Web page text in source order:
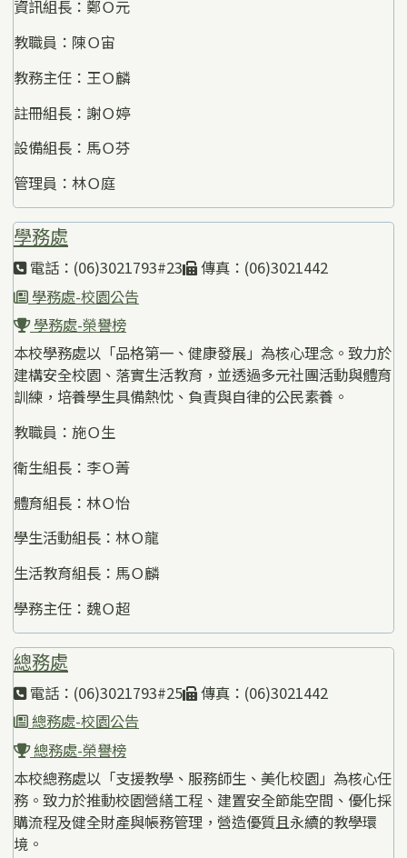
資訊組長：鄭Ｏ元
教職員：陳Ｏ宙
教務主任：王Ｏ麟
註冊組長：謝Ｏ婷
設備組長：馬Ｏ芬
管理員：林Ｏ庭
學務處
電話：(06)3021793#23
傳真：(06)3021442
學務處-校園公告
學務處-榮譽榜
本校學務處以「品格第一、健康發展」為核心理念。致力於
建構安全校園、落實生活教育，並透過多元社團活動與體育
訓練，培養學生具備熱忱、負責與自律的公民素養。
教職員：施Ｏ生
衛生組長：李Ｏ菁
體育組長：林Ｏ怡
學生活動組長：林Ｏ龍
生活教育組長：馬Ｏ麟
學務主任：魏Ｏ超
總務處
電話：(06)3021793#25
傳真：(06)3021442
總務處-校園公告
總務處-榮譽榜
本校總務處以「支援教學、服務師生、美化校園」為核心任
務。致力於推動校園營繕工程、建置安全節能空間、優化採
購流程及健全財產與帳務管理，營造優質且永續的教學環
境。